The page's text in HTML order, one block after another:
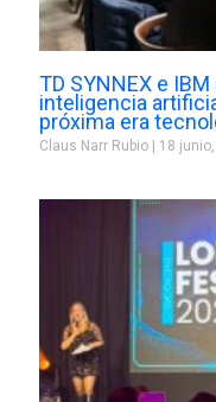
TD SYNNEX e
inteligencia
próxima era
Claus Narr Rubio 18